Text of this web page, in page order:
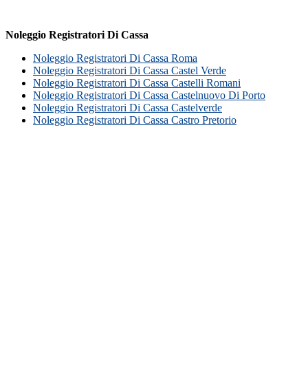
Noleggio Registratori Di Cassa
Noleggio Registratori Di Cassa Roma
Noleggio Registratori Di Cassa Castel Verde
Noleggio Registratori Di Cassa Castelli Romani
Noleggio Registratori Di Cassa Castelnuovo Di Porto
Noleggio Registratori Di Cassa Castelverde
Noleggio Registratori Di Cassa Castro Pretorio